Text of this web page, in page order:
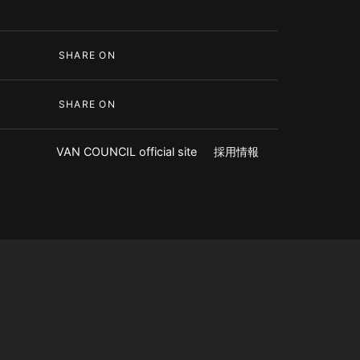
SHARE ON
SHARE ON
VAN COUNCIL official site 採用情報